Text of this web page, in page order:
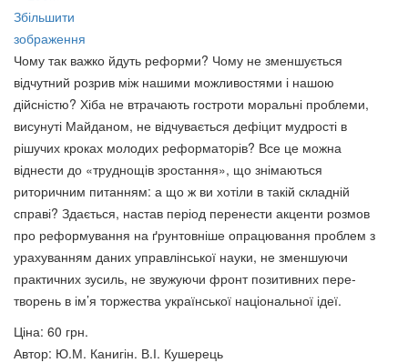
Вища педагогічна освіта і
наука України: історія,
сьогодення та перспективи
розвитку - Івано-Франківська
область
65 грн.
Міжнародні торгівельні зв’язки
України: генезис і структура
65 грн.
Збільшити
зображення
Чому так важко йдуть реформи? Чому не змен­шується
відчутний розрив між нашими можливостями і нашою
дійсністю? Хіба не втрачають гостроти моральні проблеми,
висунуті Майданом, не відчувається дефіцит мудрості в
рішучих кроках молодих реформаторів? Все це можна
віднести до «труднощів зростання», що знімаються
риторичним питанням: а що ж ви хотіли в такій складній
справі? Здається, настав період перенести акценти розмов
про реформування на ґрунтовніше опрацювання проблем з
урахуванням даних управлінської науки, не зменшуючи
практичних зусиль, не звужуючи фронт позитивних пере­
творень в ім’я торжества української національної ідеї.
Ціна: 60 грн.
Автор: Ю.М. Канигін. В.І. Кушерець